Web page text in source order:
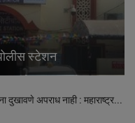
स्टेशन
दुखावणे अपराध नाही : महाराष्ट्र...